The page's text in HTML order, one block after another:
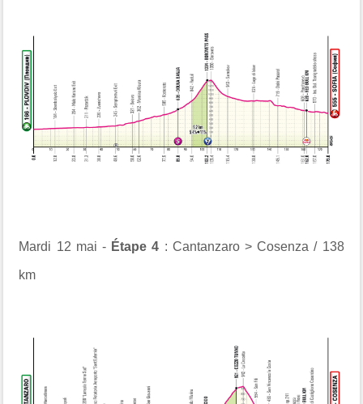
Mardi 12 mai - Étape 4 : Cantanzaro > Cosenza / 138
km